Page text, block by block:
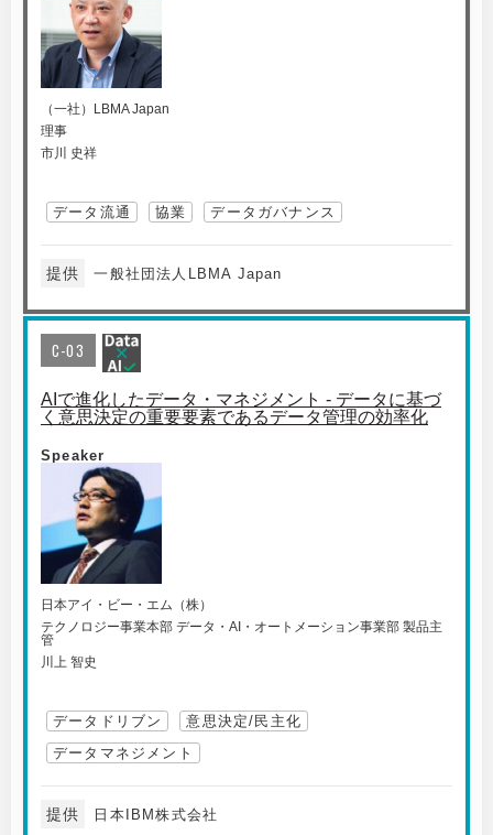
（一社）LBMA Japan
理事
市川 史祥
データ流通 協業 データガバナンス
提供 一般社団法人LBMA Japan
C-03
AIで進化したデータ・マネジメント - データに基づ
く意思決定の重要要素であるデータ管理の効率化
Speaker
日本アイ・ビー・エム（株）
テクノロジー事業本部 データ・AI・オートメーション事業部 製品主
管
川上 智史
データドリブン
意思決定/民主化
データマネジメント
提供 日本IBM株式会社